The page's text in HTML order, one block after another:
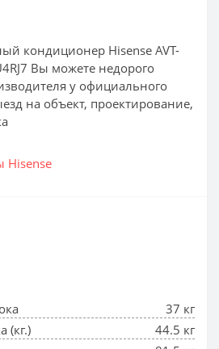
кондиционер Hisense AVT-
Вы можете недорого
у официального
на объект, проектирование,
Hisense
37 кг
(кг.)
44.5 кг